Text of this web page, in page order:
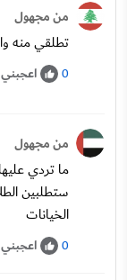
من مجهول
تطلقي منه
0 اعجبني
من مجهول
ما تردي
ستطلبين
الخيانات
0 اعجبني